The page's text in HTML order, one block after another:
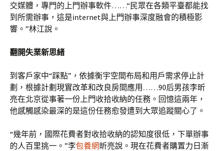
交媒體，專門的上門辦事軟件……“民眾在各類平臺都能找
到所需辦事，這是internet與上門辦事深度融會的積極影
響。”林江說。
翻開失業新思緒
到客戶家中“踩點”，依據衡宇空間布局和用戶需求停止計
劃，根據計劃現實改革和改良房間應用……90后男孩李昕
亮在北京從事著一份上門收拾收納的任務。回憶這兩年，
他感觸感染最深的是這份任務愈發遭到大眾追蹤關心了。
“幾年前，國際花費者對收拾收納的認知度很低，下單辦事
的人百里挑一。”李包養網昕亮說。現在花費者購置力日漸